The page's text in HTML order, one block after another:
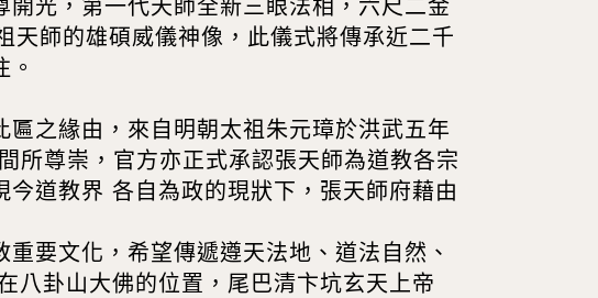
光，第一代天師全新三眼法相，六尺二金
師的雄碩威儀神像，此儀式將傳承近二千
之緣由，來自明朝太祖朱元璋於洪武五年
所尊崇，官方亦正式承認張天師為道教各宗
道教界 各自為政的現狀下，張天師府藉由
要文化，希望傳遞遵天法地、道法自然、
八卦山大佛的位置，尾巴清卞坑玄天上帝